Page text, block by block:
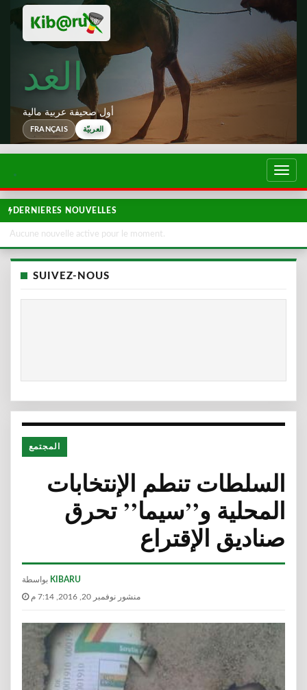
الغد
أول صحيفة عربية مالية
FRANÇAIS العربيّة
تبديل
DERNIERES NOUVELLES
Aucune nouvelle active pour le moment.
SUIVEZ-NOUS
المجتمع
السلطات تنطم الإنتخابات
المحلية و’’سيما’’ تحرق
صناديق الإقتراع
KIBARU
منشور نوفمبر 20, 2016, 7:14 م